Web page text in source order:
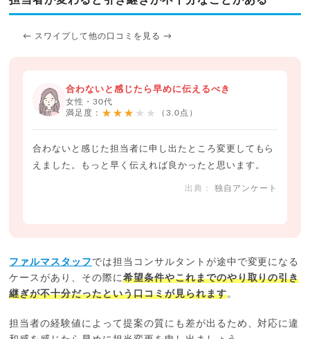
← スワイプして他の口コミを見る →
合わないと感じたら早めに伝えるべき
女性・30代
満足度： ★★★★★ （3.0点）
合わないと感じた担当者に申し出たところ変更してもら
えました。もっと早く伝えれば良かったと思います。
独自アンケート
ファルマスタッフ では担当コンサルタントが途中で変更になる
ケースがあり、その際に希望条件やこれまでのやり取りの引き
継ぎが不十分だったという口コミが見られます。
担当者の経験値によって提案の質にも差が出るため、対応に違